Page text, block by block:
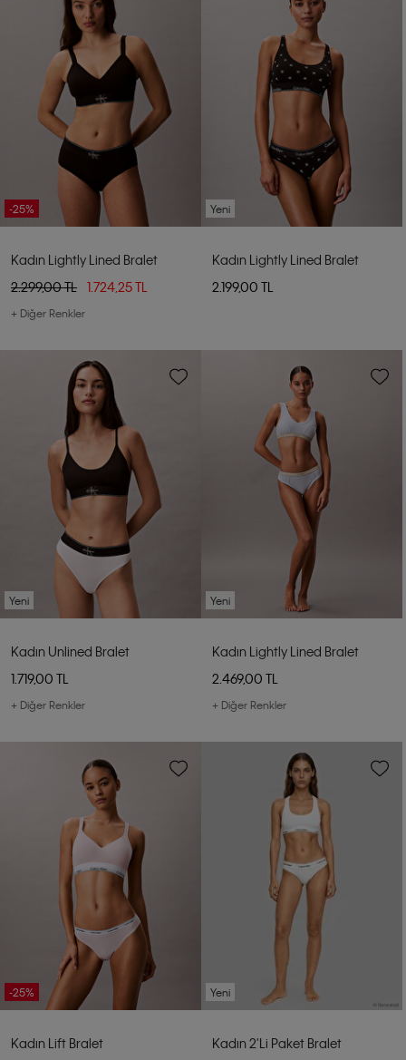
-25%
Kadın Lightly Lined Bralet
2.299,00 TL
1.724,25 TL
+ Diğer Renkler
Yeni
Kadın Lightly Lined Bralet
2.199,00 TL
Yeni
Kadın Unlined Bralet
1.719,00 TL
+ Diğer Renkler
Yeni
Kadın Lightly Lined Bralet
2.469,00 TL
+ Diğer Renkler
-25%
Kadın Lift Bralet
Yeni
Kadın 2'li Paket Bralet